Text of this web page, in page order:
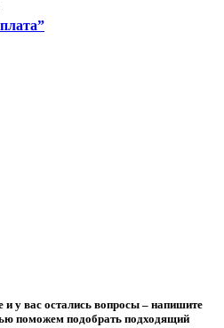
и у вас остались вопросы – напишите
поможем подобрать подходящий